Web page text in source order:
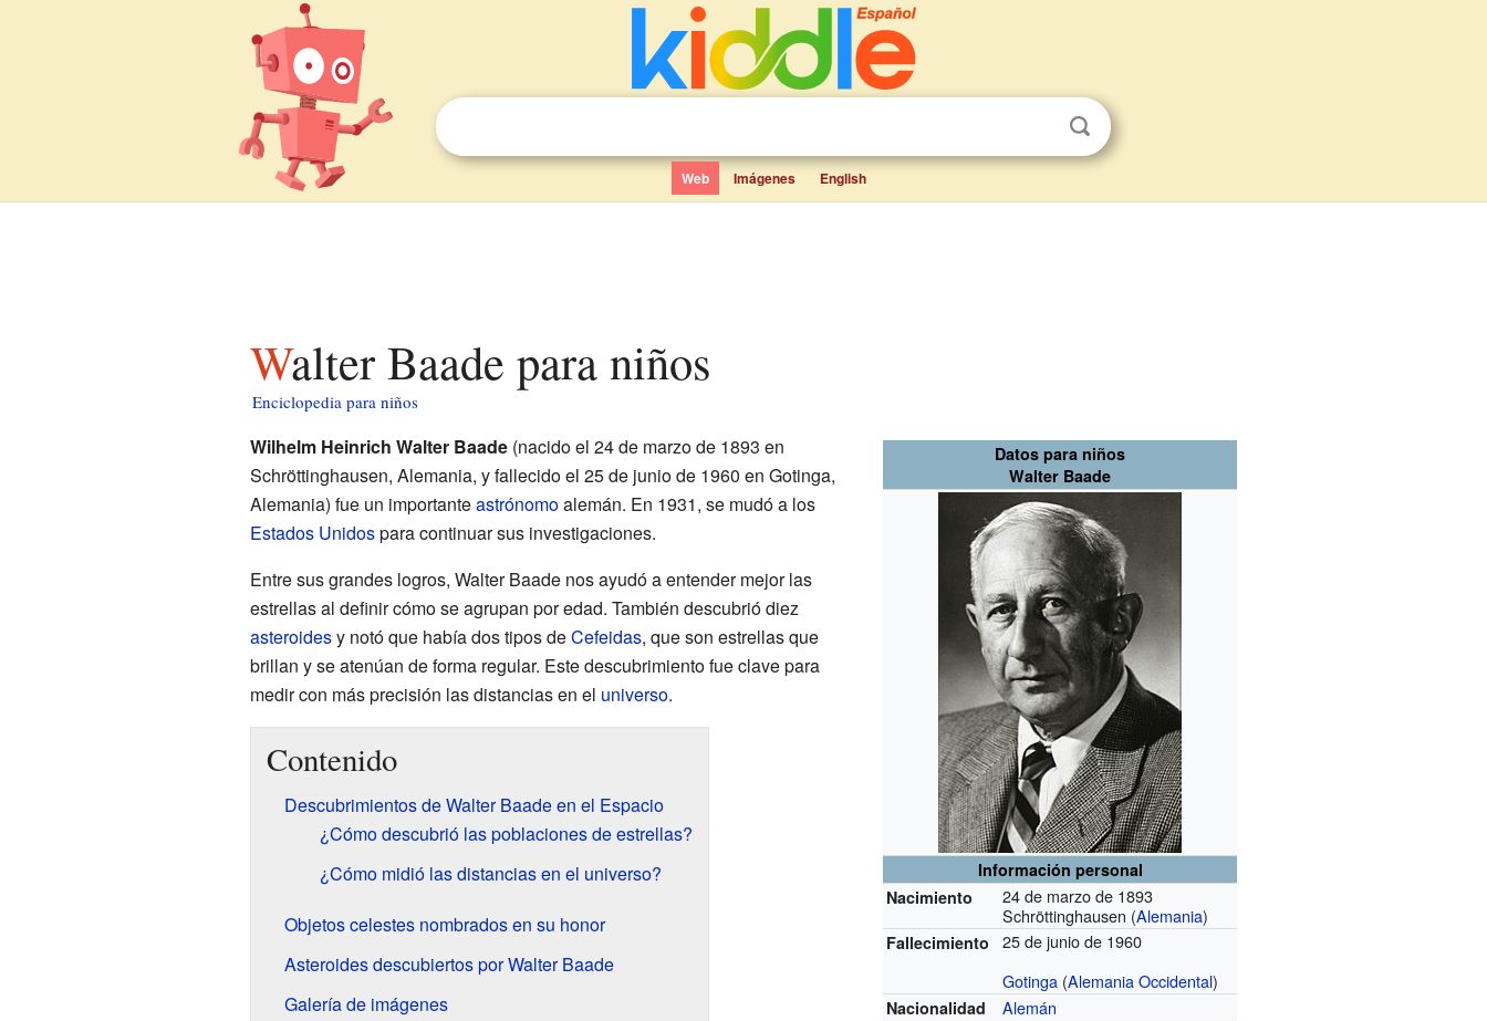
Web Imágenes English
Walter Baade para niños
Enciclopedia para niños
Datos para niños
Walter Baade
Información personal
Nacimiento
24 de marzo de 1893
Schröttinghausen (Alemania)
Fallecimiento
25 de junio de 1960
Gotinga (Alemania Occidental)
Nacionalidad Alemán
Wilhelm Heinrich Walter Baade(nacido el 24 de marzo de 1893 en
Schröttinghausen, Alemania, y fallecido el 25 de junio de 1960 en Gotinga,
Alemania) fue un importanteastrónomoalemán. En 1931, se mudó a los
Estados Unidospara continuar sus investigaciones.
Entre sus grandes logros, Walter Baade nos ayudó a entender mejor las
estrellas al definir cómo se agrupan por edad. También descubrió diez
asteroidesy notó que había dos tipos deCefeidas, que son estrellas que
brillan y se atenúan de forma regular. Este descubrimiento fue clave para
medir con más precisión las distancias en el universo.
Contenido
Descubrimientos de Walter Baade en el Espacio
¿Cómo descubrió las poblaciones de estrellas?
¿Cómo midió las distancias en el universo?
Objetos celestes nombrados en su honor
Asteroides descubiertos por Walter Baade
Galería de imágenes